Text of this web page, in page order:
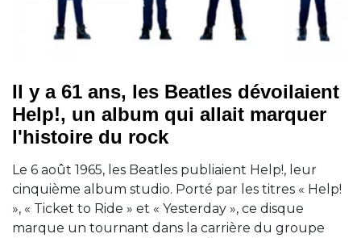
Il y a 61 ans, les Beatles dévoilaient
Help!, un album qui allait marquer
l'histoire du rock
Le 6 août 1965, les Beatles publiaient Help!, leur
cinquième album studio. Porté par les titres « Help!
», « Ticket to Ride » et « Yesterday », ce disque
marque un tournant dans la carrière du groupe